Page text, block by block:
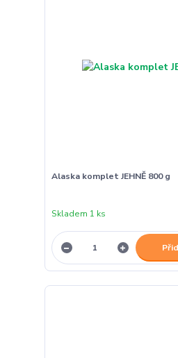
Alaska komplet JEHNĚ 800 g
Skladem 1 ks